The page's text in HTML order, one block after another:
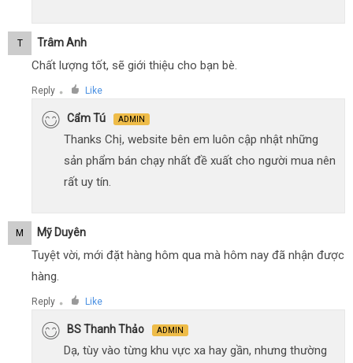
T Trâm Anh
Chất lượng tốt, sẽ giới thiệu cho bạn bè.
Reply ● Like
Cẩm Tú ADMIN
Thanks Chị, website bên em luôn cập nhật những
sản phẩm bán chạy nhất đề xuất cho người mua nên
rất uy tín.
M Mỹ Duyên
Tuyệt vời, mới đặt hàng hôm qua mà hôm nay đã nhận được
hàng.
Reply ● Like
BS Thanh Thảo ADMIN
Dạ, tùy vào từng khu vực xa hay gần, nhưng thường